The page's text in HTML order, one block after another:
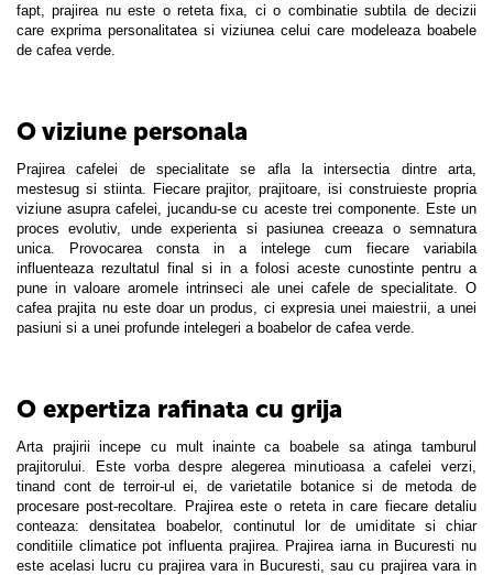
fapt, prajirea nu este o reteta fixa, ci o combinatie subtila de decizii
care exprima personalitatea si viziunea celui care modeleaza boabele
de cafea verde.
O viziune personala
Prajirea cafelei de specialitate se afla la intersectia dintre arta,
mestesug si stiinta. Fiecare prajitor, prajitoare, isi construieste propria
viziune asupra cafelei, jucandu-se cu aceste trei componente. Este un
proces evolutiv, unde experienta si pasiunea creeaza o semnatura
unica. Provocarea consta in a intelege cum fiecare variabila
influenteaza rezultatul final si in a folosi aceste cunostinte pentru a
pune in valoare aromele intrinseci ale unei cafele de specialitate. O
cafea prajita nu este doar un produs, ci expresia unei maiestrii, a unei
pasiuni si a unei profunde intelegeri a boabelor de cafea verde.
O expertiza rafinata cu grija
Arta prajirii incepe cu mult inainte ca boabele sa atinga tamburul
prajitorului. Este vorba despre alegerea minutioasa a cafelei verzi,
tinand cont de terroir-ul ei, de varietatile botanice si de metoda de
procesare post-recoltare. Prajirea este o reteta in care fiecare detaliu
conteaza: densitatea boabelor, continutul lor de umiditate si chiar
conditiile climatice pot influenta prajirea. Prajirea iarna in Bucuresti nu
este acelasi lucru cu prajirea vara in Bucuresti, sau cu prajirea vara in